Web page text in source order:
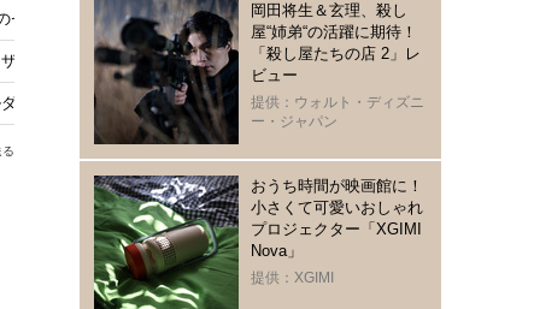
ットに注目『ザ・ザ・コルダのフェニキア計画』特別映像
・ザ・コルダのフェニキア計画』オフショット公開
のフェニキア計画』本編映像
岡田将生＆玄理、殺し
屋“姉弟“の活躍に期待！
「殺し屋たちの店 2」レ
ビュー
提供：ウォルト・ディズニ
ー・ジャパン
おうち時間が映画館に！
小さくて可愛いおしゃれ
プロジェクター「XGIMI
Nova」
提供：XGIMI